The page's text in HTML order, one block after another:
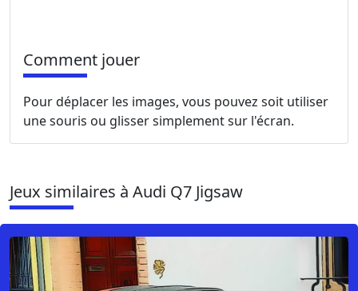
Comment jouer
Pour déplacer les images, vous pouvez soit utiliser
une souris ou glisser simplement sur l'écran.
Jeux similaires à Audi Q7 Jigsaw